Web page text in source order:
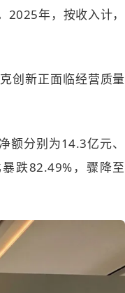
2025年，按收入计，
创新正面临经营质量
分别为14.3亿元、
跌82.49%，骤降至